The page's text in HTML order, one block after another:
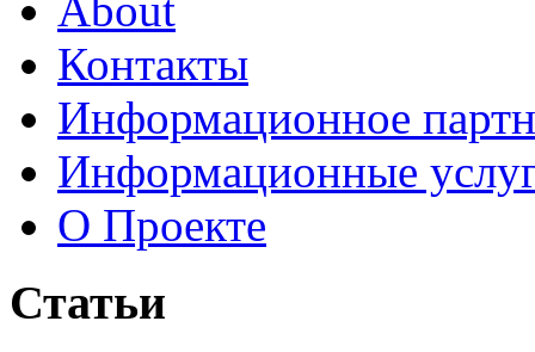
About
Контакты
Информационное
Информационные
О Проекте
Статьи